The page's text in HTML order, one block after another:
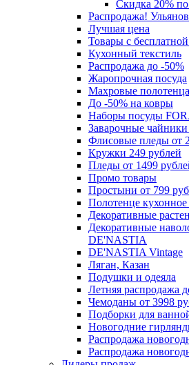
Скидка 20%
Распродажа!
Лучшая цена
Товары с
Кухонный текстиль
Распродажа до -50%
Жаропрочная посуда
Махровые полотенца
До -50% на ковры
Наборы посуды
Заварочные
Флисовые пледы от
Кружки 249 рублей
Пледы от 1499
Промо товары
Простыни от 799
Полотенце кухонное
Декоративные
Декоративные
DE'NASTIA
DE'NASTIA Vintage
Ляган, Казан
Подушки и одеяла
Летняя распродажа
Чемоданы от 3998
Подборки для
Новогодние
Распродажа
Распродажа